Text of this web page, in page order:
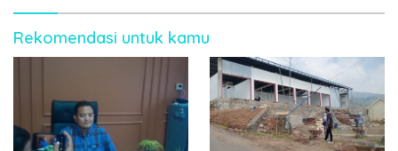
Rekomendasi untuk kamu